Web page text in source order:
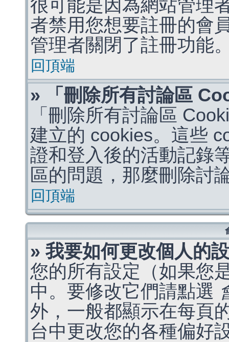
很可能是因為網站管理
者禁用您想要註冊的會
管理者關閉了註冊功能
回頂端
» 「刪除所有討論區
「刪除所有討論區
建立的 cookies。這些
證和登入後的活動記錄
區的問題，那麼刪除討
回頂端
» 我要如何更改個人的
您的所有設定（如果您
中。要修改它們請點選
外，一般都顯示在每頁
台中更改您的各種偏好